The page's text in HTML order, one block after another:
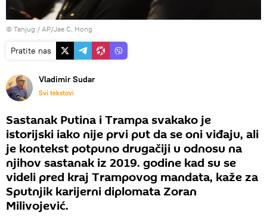
© Tanjug / AP/Jae C. Hong
Pratite nas
Vladimir Sudar
Svi tekstovi
Sastanak Putina i Trampa svakako je
istorijski iako nije prvi put da se oni viđaju, ali
je kontekst potpuno drugačiji u odnosu na
njihov sastanak iz 2019. godine kad su se
videli pred kraj Trampovog mandata, kaže za
Sputnjik karijerni diplomata Zoran
Milivojević.